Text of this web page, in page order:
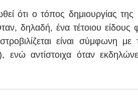
ότι ο τόπος δημιουργίας της
δηλαδή, ένα τέτοιου είδους
είναι σύμφωνη
ενώ αντίστοιχα όταν